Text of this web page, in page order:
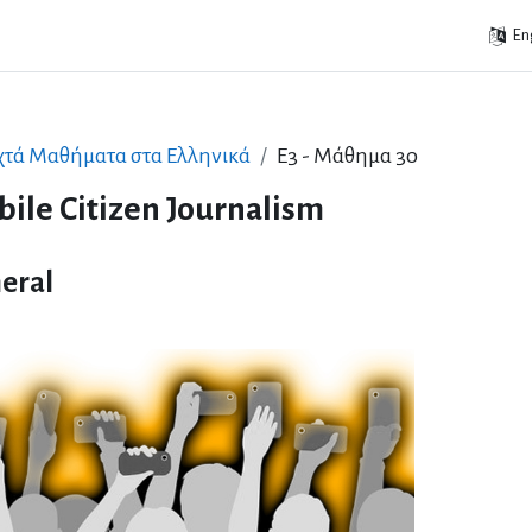
Μαθήματα στα Ελληνικά Ε3 - Μάθημα 3ο
Citizen Journalism
outline